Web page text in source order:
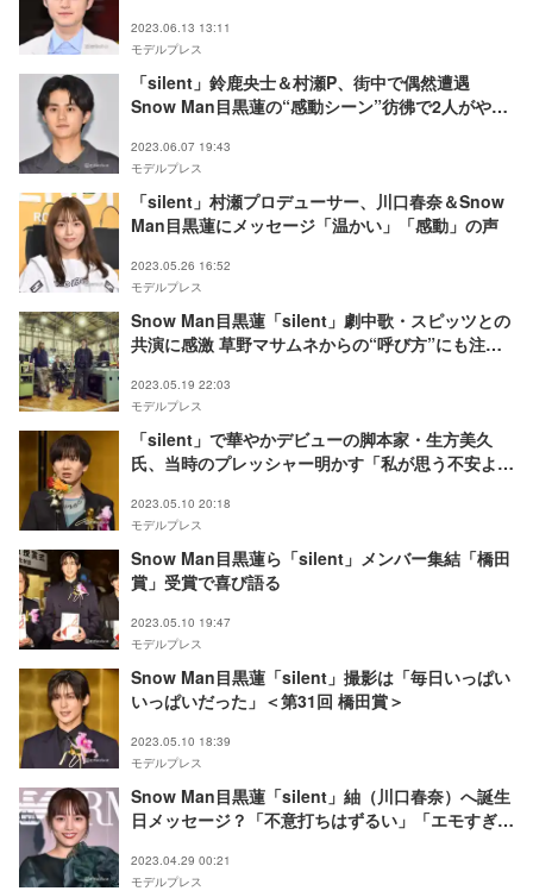
2023.06.13 13:11
モデルプレス
「silent」鈴鹿央士＆村瀬P、街中で偶然遭遇
Snow Man目黒蓮の“感動シーン”彷彿で2人がやっ
2023.06.07 19:43
モデルプレス
「silent」村瀬プロデューサー、川口春奈＆Snow
Man目黒蓮にメッセージ「温かい」「感動」の声
2023.05.26 16:52
モデルプレス
Snow Man目黒蓮「silent」劇中歌・スピッツとの
共演に感激 草野マサムネからの“呼び方”にも注目
2023.05.19 22:03
モデルプレス
「silent」で華やかデビューの脚本家・生方美久
氏、当時のプレッシャー明かす「私が思う不安よ
2023.05.10 20:18
モデルプレス
Snow Man目黒蓮ら「silent」メンバー集結「橋田
賞」受賞で喜び語る
2023.05.10 19:47
モデルプレス
Snow Man目黒蓮「silent」撮影は「毎日いっぱい
いっぱいだった」＜第31回 橋田賞＞
2023.05.10 18:39
モデルプレス
Snow Man目黒蓮「silent」紬（川口春奈）へ誕生
日メッセージ？「不意打ちはずるい」「エモすぎ」
2023.04.29 00:21
モデルプレス